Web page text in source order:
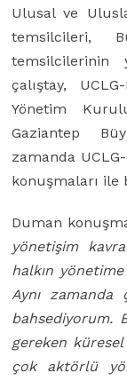
Ulusal ve
temsilcileri,
temsilcilerinin
çalıştay,
Yönetim
Gaziantep
zamanda UCLG-
konuşmaları ile
Duman
yönetişim
halkın yönetime
Aynı zamanda
bahsediyorum.
gereken
çok aktörlü yö